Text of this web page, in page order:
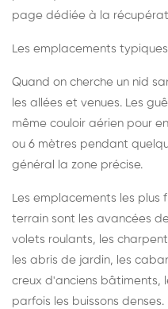
page dédiée à la
Les emplacements
Quand on cherche un nid
les allées et venues. Les
même couloir aérien pour
ou 6 mètres pendant
général la zone précise.
Les emplacements les plus
terrain sont les avancées
volets roulants, les
les abris de jardin, les
creux d'anciens bâtiments,
parfois les buissons